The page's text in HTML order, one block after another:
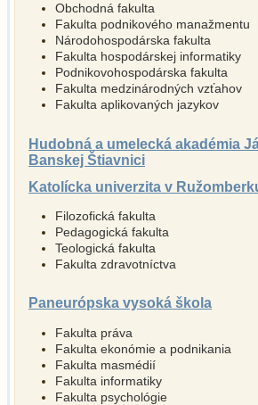
Obchodná fakulta
Fakulta podnikového manažmentu
Národohospodárska fakulta
Fakulta hospodárskej informatiky
Podnikovohospo­dárska fakulta
Fakulta medzinárodných vzťahov
Fakulta aplikovaných jazykov
Hudobná a umelecká akadémia
Banskej Štiavnici
Katolícka univerzita v
Filozofická fakulta
Pedagogická fakulta
Teologická fakulta
Fakulta zdravotníctva
Paneurópska vysoká škola
Fakulta práva
Fakulta ekonómie a podnikania
Fakulta masmédií
Fakulta informatiky
Fakulta psychológie